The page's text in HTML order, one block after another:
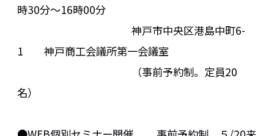
時30分～16時00分
神戸市中央区港島中町6-
1 神戸商工会議所第一会議室
（事前予約制。定員20
名）